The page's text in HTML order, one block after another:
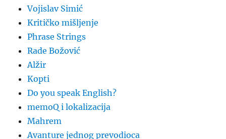
Vojislav Simić
Kritičko mišljenje
Phrase Strings
Rade Božović
Alžir
Kopti
Do you speak English?
memoQ i lokalizacija
Mahrem
Avanture jednog prevodioca